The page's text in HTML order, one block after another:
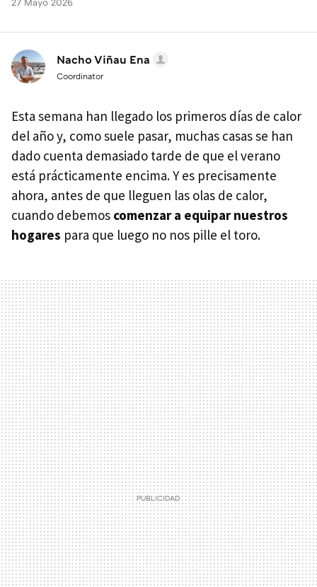
27 Mayo 2026
Nacho Viñau Ena
Coordinator
Esta semana han llegado los primeros días de calor
del año y, como suele pasar, muchas casas se han
dado cuenta demasiado tarde de que el verano
está prácticamente encima. Y es precisamente
ahora, antes de que lleguen las olas de calor,
cuando debemos comenzar a equipar nuestros
hogares para que luego no nos pille el toro.